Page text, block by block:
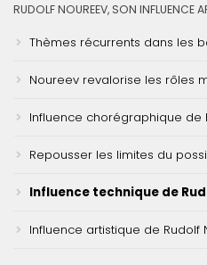
RUDOLF NOUREEV, SON INFLUENCE
Thèmes récurrents dans les
Noureev revalorise les rôles
Influence chorégraphique de
Repousser les limites du
Influence technique de
Influence artistique de Rudolf